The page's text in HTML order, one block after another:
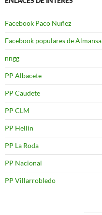
Facebook Paco Nuñez
Facebook populares de Almansa
nngg
PP Albacete
PP Caudete
PP CLM
PP Hellin
PP La Roda
PP Nacional
PP Villarrobledo